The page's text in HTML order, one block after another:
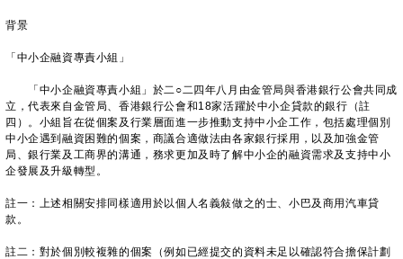
背景
「中小企融資專責小組」
「中小企融資專責小組」於二○二四年八月由金管局與香港銀行公會共同成
立，代表來自金管局、香港銀行公會和18家活躍於中小企貸款的銀行（註
四）。小組旨在從個案及行業層面進一步推動支持中小企工作，包括處理個別
中小企遇到融資困難的個案，商議合適做法由各家銀行採用，以及加強金管
局、銀行業及工商界的溝通，務求更加及時了解中小企的融資需求及支持中小
企發展及升級轉型。
註一：上述相關安排同樣適用於以個人名義敍做之的士、小巴及商用汽車貸
款。
註二：對於個別較複雜的個案（例如已經提交的資料未足以確認符合擔保計劃